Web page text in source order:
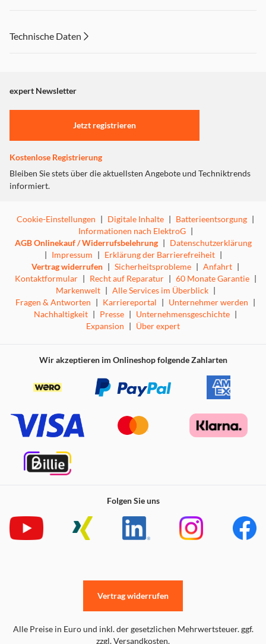
Technische Daten
expert Newsletter
Jetzt registrieren
Kostenlose Registrierung
Bleiben Sie stets über die aktuellsten Angebote und Techniktrends
informiert.
Cookie-Einstellungen | Digitale Inhalte | Batterieentsorgung |
Informationen nach ElektroG |
AGB Onlinekauf / Widerrufsbelehrung | Datenschutzerklärung
| Impressum | Erklärung der Barrierefreiheit |
Vertrag widerrufen | Sicherheitsprobleme | Anfahrt |
Kontaktformular | Recht auf Reparatur | 60 Monate Garantie |
Markenwelt | Alle Services im Überblick |
Fragen & Antworten | Karriereportal | Unternehmer werden |
Nachhaltigkeit | Presse | Unternehmensgeschichte |
Expansion | Über expert
Wir akzeptieren im Onlineshop folgende Zahlarten
Folgen Sie uns
Alle Preise in Euro und inkl. der gesetzlichen Mehrwertsteuer. ggf.
zzgl. Versandkosten.
Vertrag widerrufen